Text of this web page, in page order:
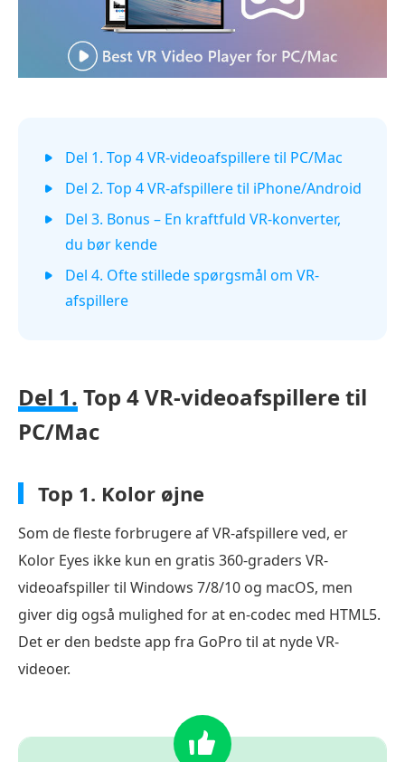
Del 1. Top 4 VR-videoafspillere til PC/Mac
Del 2. Top 4 VR-afspillere til iPhone/Android
Del 3. Bonus – En kraftfuld VR-konverter,
du bør kende
Del 4. Ofte stillede spørgsmål om VR-
afspillere
Del 1. Top 4 VR-videoafspillere til
PC/Mac
Top 1. Kolor øjne
Som de fleste forbrugere af VR-afspillere ved, er
Kolor Eyes ikke kun en gratis 360-graders VR-
videoafspiller til Windows 7/8/10 og macOS, men
giver dig også mulighed for at en-codec med HTML5.
Det er den bedste app fra GoPro til at nyde VR-
videoer.